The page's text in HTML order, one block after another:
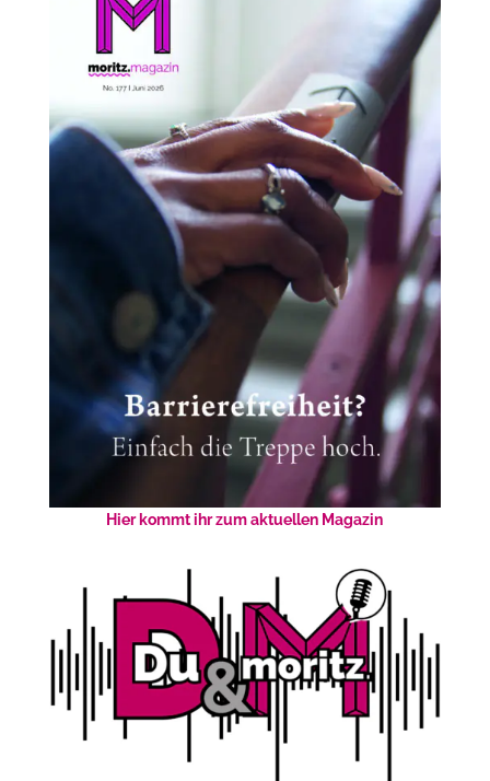
Hier kommt ihr zum aktuellen Magazin